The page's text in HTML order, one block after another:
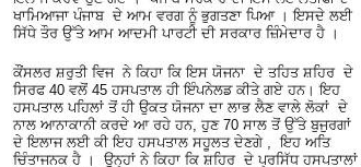
ਖਾਮਿਆਜਾ ਪੰਜਾਬ ਦੇ ਆਮ ਵਰਗ ਨੂੰ ਭੁਗਤਣਾ ਪਿਆ । ਇਸਦੇ ਲਈ
ਸਿੱਧੇ ਤੌਰ ਉੱਤੇ ਆਮ ਆਦਮੀ ਪਾਰਟੀ ਦੀ ਸਰਕਾਰ ਜ਼ਿੰਮੇਦਾਰ ਹੈ ।
ਕੌਂਸਲਰ ਸ਼ਰੁਤੀ ਵਿਜ ਨੇ ਕਿਹਾ ਕਿ ਇਸ ਯੋਜਨਾ ਦੇ ਤਹਿਤ ਸ਼ਹਿਰ ਦੇ
ਸਿਰਫ 40 ਵਲੋਂ 45 ਹਸਪਤਾਲ ਹੀ ਇੰਪਨੇਲਡ ਕੀਤੇ ਗਏ ਹਨ। ਇਹ
ਹਸਪਤਾਲ ਪਹਿਲਾਂ ਤੋਂ ਹੀ ਉਕਤ ਯੋਜਨਾ ਦਾ ਲਾਭ ਲੈਣ ਵਾਲੇ ਲੋਕਾਂ ਦੇ
ਨਾਲ ਆਨਾਕਾਨੀ ਕਰਦੇ ਆ ਰਹੇ ਹਨ, ਹੁਣ 70 ਸਾਲ ਤੋਂ ਉੱਤੇ ਬੁਜੁਰਗਾਂ
ਦੇ ਇਲਾਜ ਲਈ ਕੀ ਇਹ ਹਸਪਤਾਲ ਸਹੂਲਤ ਦੇਣਗੇ , ਇਹ ਅਤਿ
ਚਿੰਤਾਜਨਕ ਹੈ । ਉਨ੍ਹਾਂ ਨੇ ਕਿਹਾ ਕਿ ਸ਼ਹਿਰ ਦੇ ਪ੍ਰਸਿੱਧ ਹਸਪਤਾਲਾਂ